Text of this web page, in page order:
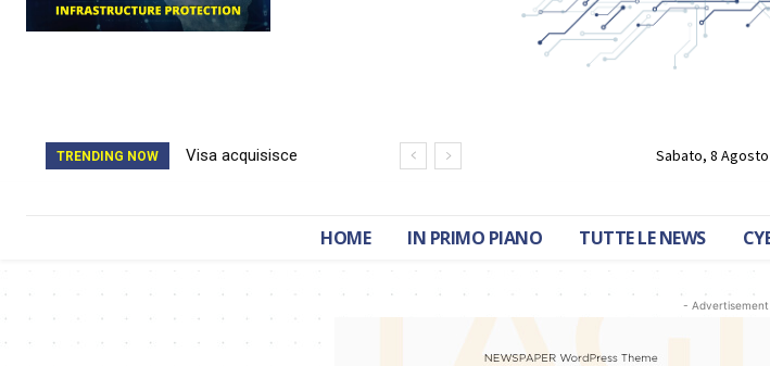
TRENDING NOW
Visa acquisisce
Sabato, 8
HOME IN PRIMO PIANO TUTTE LE NEWS
-